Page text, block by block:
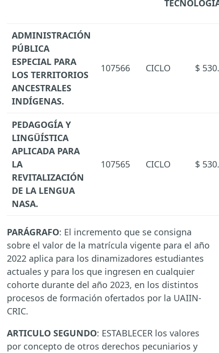
ADMINISTRACIÓN
PÚBLICA
ESPECIAL PARA
LOS TERRITORIOS
ANCESTRALES
INDÍGENAS.
107566 CICLO $
PEDAGOGÍA Y
LINGÜÍSTICA
APLICADA PARA
LA
REVITALIZACIÓN
DE LA LENGUA
NASA.
107565 CICLO $
PARÁGRAFO: El incremento que se consigna
sobre el valor de la matrícula vigente para el año
2022 aplica para los dinamizadores estudiantes
actuales y para los que ingresen en cualquier
cohorte durante del año 2023, en los distintos
procesos de formación ofertados por la UAIIN-
CRIC.
ARTICULO SEGUNDO: ESTABLECER los valores
por concepto de otros derechos pecuniarios y